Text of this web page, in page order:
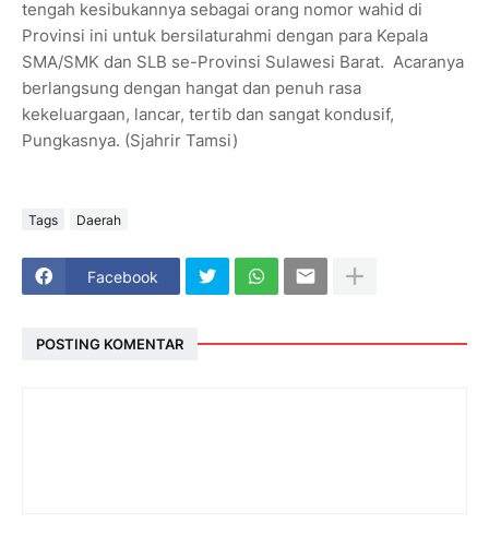
tengah kesibukannya sebagai orang nomor wahid di
Provinsi ini untuk bersilaturahmi dengan para Kepala
SMA/SMK dan SLB se-Provinsi Sulawesi Barat. Acaranya
berlangsung dengan hangat dan penuh rasa
kekeluargaan, lancar, tertib dan sangat kondusif,
Pungkasnya. (Sjahrir Tamsi)
Tags Daerah
Facebook
POSTING KOMENTAR